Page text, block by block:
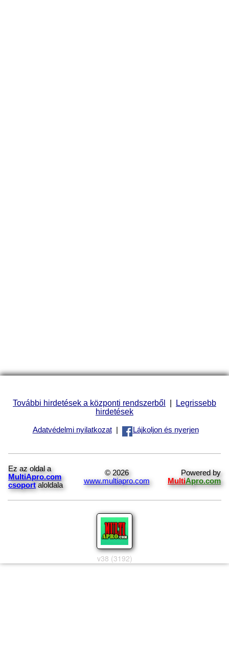
További hirdetések a központi rendszerből | Legrissebb
hirdetések
Adatvédelmi nyilatkozat| Lájkoljon és nyerjen
Ez az oldal a
MultiApro.com
csoport aloldala
© 2026
www.multiapro.com
Powered by
MultiApro.com
v38 (3192)